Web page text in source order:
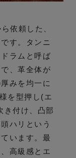
依頼した、
す。タンニ
ラムと呼ば
、革全体が
みを均一に
を型押し(エ
き付け、凸部
ハリという
います。最
高級感とエ